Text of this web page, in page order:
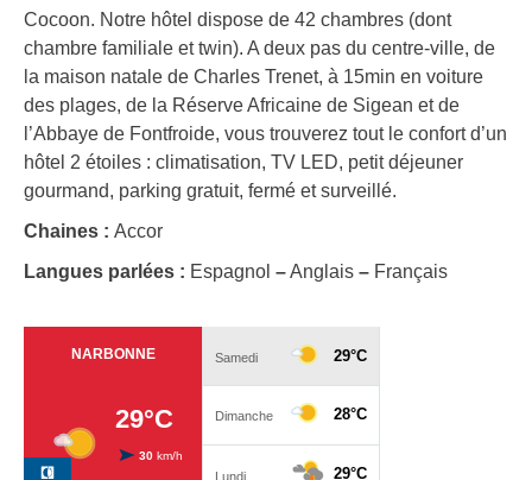
Cocoon. Notre hôtel dispose de 42 chambres (dont
chambre familiale et twin). A deux pas du centre-ville, de
la maison natale de Charles Trenet, à 15min en voiture
des plages, de la Réserve Africaine de Sigean et de
l’Abbaye de Fontfroide, vous trouverez tout le confort d’un
hôtel 2 étoiles : climatisation, TV LED, petit déjeuner
gourmand, parking gratuit, fermé et surveillé.
Chaines : Accor
Langues parlées : Espagnol –Anglais – Français